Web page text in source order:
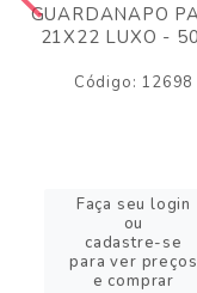
GUARDANAPO
21X22 LUXO -
Código: 12698
Faça seu login
ou
cadastre-se
para ver preços
e comprar